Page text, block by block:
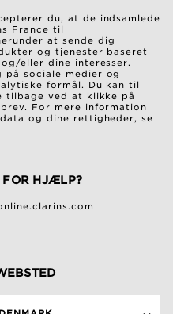
du, at de indsamlede
France til
at sende dig
og tjenester baseret
eller dine interesser.
på sociale medier og
formål. Du kan til
ved at klikke på
For mere information
og dine rettigheder, se
FOR HJÆLP?